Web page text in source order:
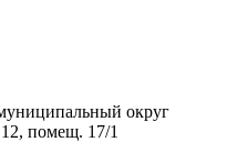
округ
помещ. 17/1